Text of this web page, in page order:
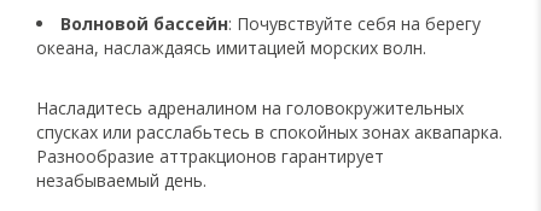
Волновой бассейн: Почувствуйте себя на берегу
океана, наслаждаясь имитацией морских волн.
Насладитесь адреналином на головокружительных
спусках или расслабьтесь в спокойных зонах аквапарка.
Разнообразие аттракционов гарантирует
незабываемый день.